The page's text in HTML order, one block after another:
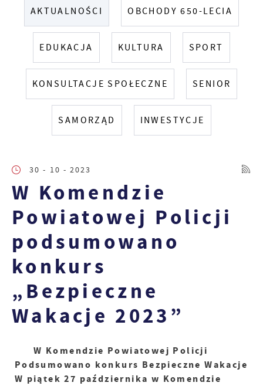
AKTUALNOŚCI OBCHODY 650-LECIA
EDUKACJA KULTURA SPORT
KONSULTACJE SPOŁECZNE SENIOR
SAMORZĄD INWESTYCJE
30 - 10 - 2023
W Komendzie
Powiatowej Policji
podsumowano
konkurs
„Bezpieczne
Wakacje 2023”
W Komendzie Powiatowej Policji
Podsumowano konkurs Bezpieczne Wakacje
W piątek 27 października w Komendzie